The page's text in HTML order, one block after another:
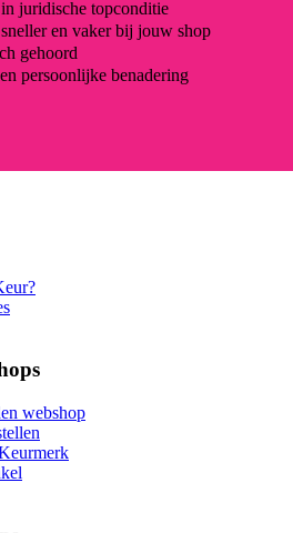
juridische topconditie
en vaker bij jouw shop
gehoord
persoonlijke benadering
webshop